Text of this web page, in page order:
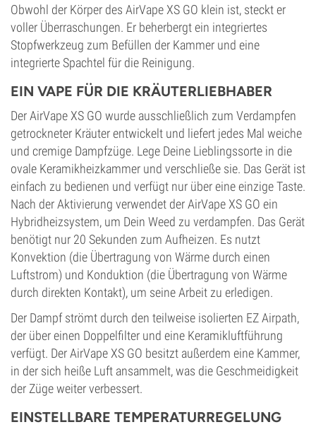
Obwohl der Körper des AirVape XS GO klein ist, steckt er
voller Überraschungen. Er beherbergt ein integriertes
Stopfwerkzeug zum Befüllen der Kammer und eine
integrierte Spachtel für die Reinigung.
EIN VAPE FÜR DIE KRÄUTERLIEBHABER
Der AirVape XS GO wurde ausschließlich zum Verdampfen
getrockneter Kräuter entwickelt und liefert jedes Mal weiche
und cremige Dampfzüge. Lege Deine Lieblingssorte in die
ovale Keramikheizkammer und verschließe sie. Das Gerät ist
einfach zu bedienen und verfügt nur über eine einzige Taste.
Nach der Aktivierung verwendet der AirVape XS GO ein
Hybridheizsystem, um Dein Weed zu verdampfen. Das Gerät
benötigt nur 20 Sekunden zum Aufheizen. Es nutzt
Konvektion (die Übertragung von Wärme durch einen
Luftstrom) und Konduktion (die Übertragung von Wärme
durch direkten Kontakt), um seine Arbeit zu erledigen.
Der Dampf strömt durch den teilweise isolierten EZ Airpath,
der über einen Doppelfilter und eine Keramikluftführung
verfügt. Der AirVape XS GO besitzt außerdem eine Kammer,
in der sich heiße Luft ansammelt, was die Geschmeidigkeit
der Züge weiter verbessert.
EINSTELLBARE TEMPERATURREGELUNG